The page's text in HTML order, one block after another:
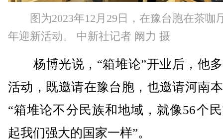
图为2023年12月29日，在豫台胞在茶咖
年迎新活动。 中新社记者 阚力 摄
杨博光说，“箱堆论”开业后，他
活动，既邀请在豫台胞，也邀请河南
“箱堆论不分民族和地域，就像56个
起我们强大的国家一样”。